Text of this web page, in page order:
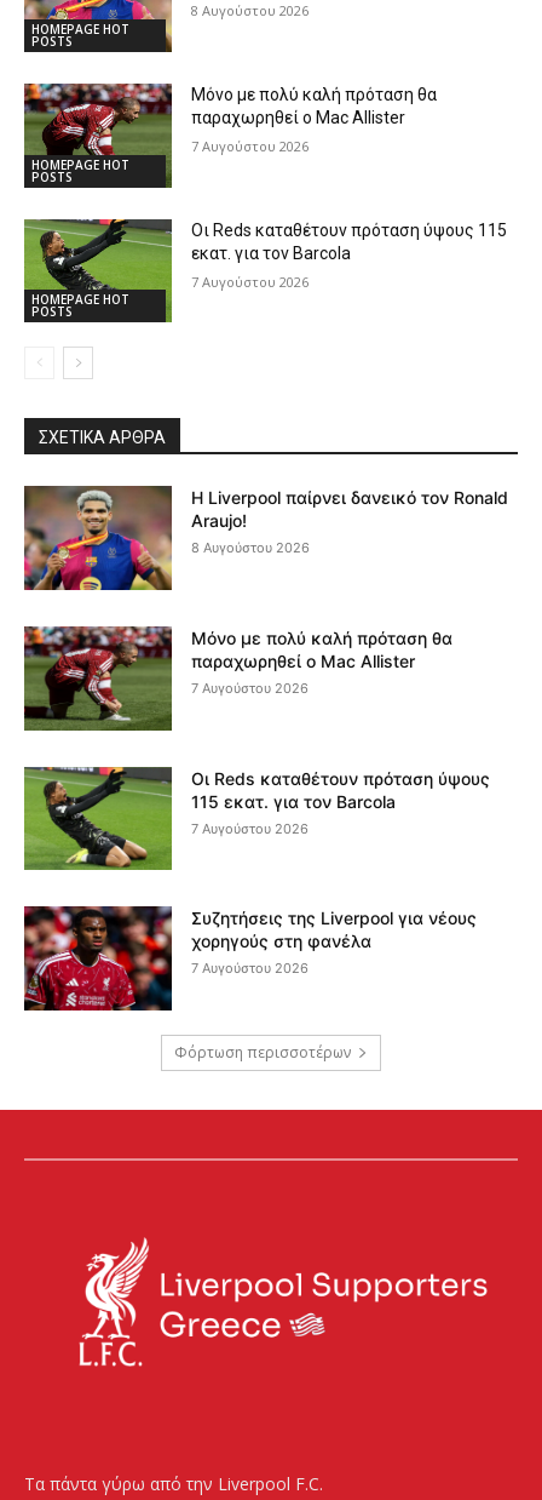
HOMEPAGE HOT
POSTS
8 Αυγούστου 2026
HOMEPAGE HOT
POSTS
Μόνο με πολύ καλή πρόταση θα
παραχωρηθεί ο Mac Allister
7 Αυγούστου 2026
HOMEPAGE HOT
POSTS
Οι Reds καταθέτουν πρόταση ύψους 115
εκατ. για τον Barcola
7 Αυγούστου 2026
ΣΧΕΤΙΚΆ ΆΡΘΡΑ
Η Liverpool παίρνει δανεικό τον Ronald
Araujo!
8 Αυγούστου 2026
Μόνο με πολύ καλή πρόταση θα
παραχωρηθεί ο Mac Allister
7 Αυγούστου 2026
Οι Reds καταθέτουν πρόταση ύψους
115 εκατ. για τον Barcola
7 Αυγούστου 2026
Συζητήσεις της Liverpool για νέους
χορηγούς στη φανέλα
7 Αυγούστου 2026
Φόρτωση περισσοτέρων
Τα πάντα γύρω από την Liverpool F.C.